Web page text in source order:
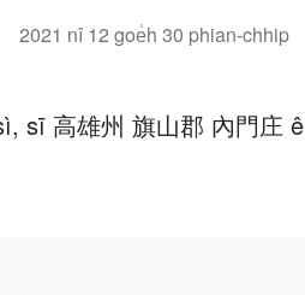
2021 nî 12 goe̍h 30 phian-chhip
sī 高雄州 旗山郡 內門庄 ê